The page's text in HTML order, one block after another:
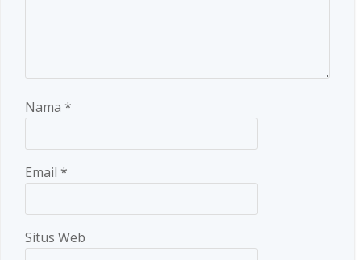
Nama *
Email *
Situs Web